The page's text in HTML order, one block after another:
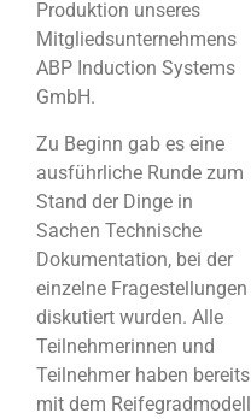
Produktion unseres
Mitgliedsunternehmens
ABP Induction Systems
GmbH.
Zu Beginn gab es eine
ausführliche Runde zum
Stand der Dinge in
Sachen Technische
Dokumentation, bei der
einzelne Fragestellungen
diskutiert wurden. Alle
Teilnehmerinnen und
Teilnehmer haben bereits
mit dem Reifegradmodell